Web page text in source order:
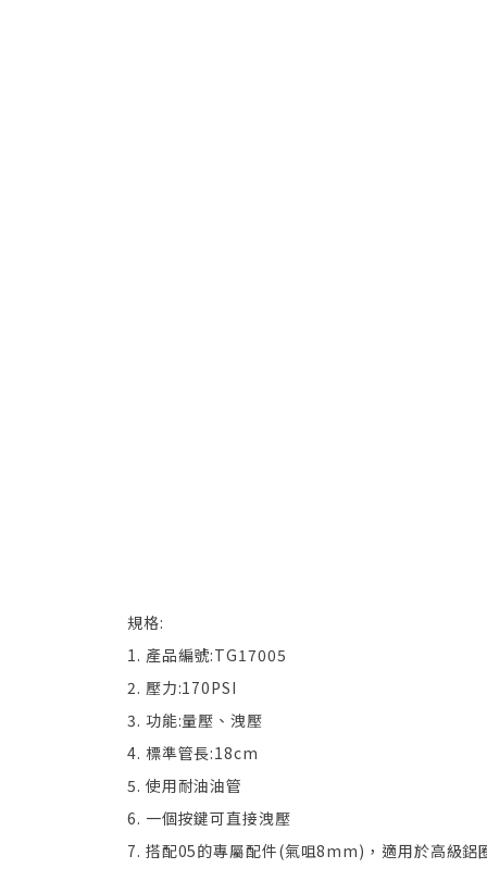
規格:
1. 產品編號:TG17005
2. 壓力:170PSI
3. 功能:量壓、洩壓
4. 標準管長:18cm
5. 使用耐油油管
6. 一個按鍵可直接洩壓
7. 搭配05的專屬配件(氣咀8mm)，適用於高級鋁